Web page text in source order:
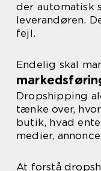
der automatisk
leverandøren.
fejl.
Endelig skal
Dropshipping
tænke over,
butik, hvad
medier,
At forstå